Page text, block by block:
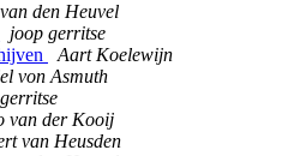
den Heuvel
joop gerritse
Aart Koelewijn
von Asmuth
van der Kooij
van Heusden